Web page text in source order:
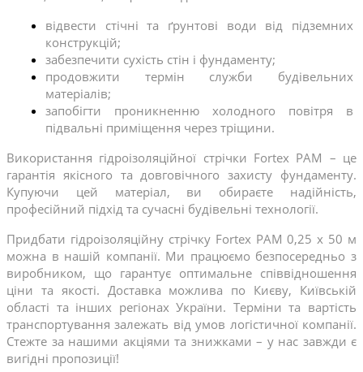
відвести стічні та ґрунтові води від підземних
конструкцій;
забезпечити сухість стін і фундаменту;
продовжити термін служби будівельних
матеріалів;
запобігти проникненню холодного повітря в
підвальні приміщення через тріщини.
Використання гідроізоляційної стрічки Fortex PAM – це
гарантія якісного та довговічного захисту фундаменту.
Купуючи цей матеріал, ви обираєте надійність,
професійний підхід та сучасні будівельні технології.
Придбати гідроізоляційну стрічку Fortex PAM 0,25 х 50 м
можна в нашій компанії. Ми працюємо безпосередньо з
виробником, що гарантує оптимальне співвідношення
ціни та якості. Доставка можлива по Києву, Київській
області та інших регіонах України. Терміни та вартість
транспортування залежать від умов логістичної компанії.
Стежте за нашими акціями та знижками – у нас завжди є
вигідні пропозиції!